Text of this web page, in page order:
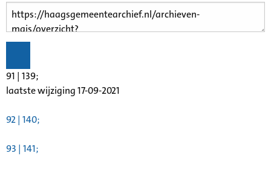
91 | 139;
laatste wijziging 17-09-2021
92 | 140;
93 | 141;